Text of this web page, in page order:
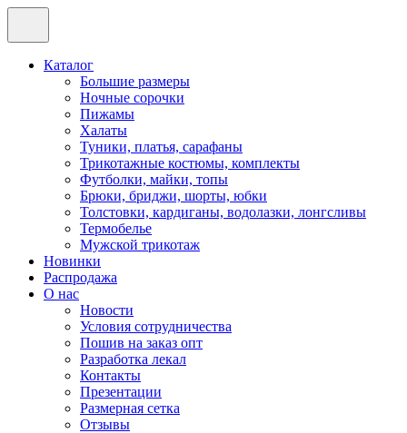
Каталог
Большие размеры
Ночные сорочки
Пижамы
Халаты
Туники, платья, сарафаны
Трикотажные костюмы, комплекты
Футболки, майки, топы
Брюки, бриджи, шорты, юбки
Толстовки, кардиганы, водолазки, лонгсливы
Термобелье
Мужской трикотаж
Новинки
Распродажа
О нас
Новости
Условия сотрудничества
Пошив на заказ опт
Разработка лекал
Контакты
Презентации
Размерная сетка
Отзывы